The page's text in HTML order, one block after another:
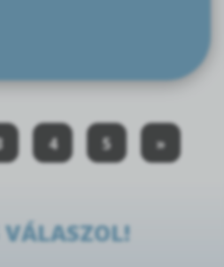
4 5 »
VÁLASZOL!